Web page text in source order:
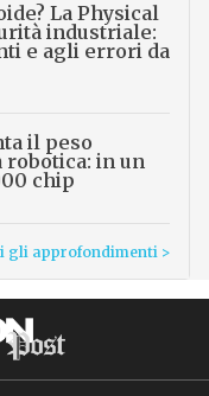
La Physical
industriale:
e agli errori da
il peso
in un
chip
gli approfondimenti >